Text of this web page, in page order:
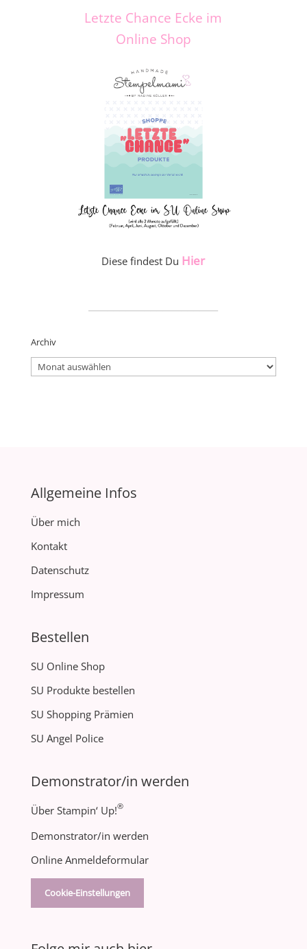
Letzte Chance Ecke im
Online Shop
Diese findest Du Hier
Archiv
Archiv
Allgemeine Infos
Über mich
Kontakt
Datenschutz
Impressum
Bestellen
SU Online Shop
SU Produkte bestellen
SU Shopping Prämien
SU Angel Police
Demonstrator/in werden
Über Stampin‘ Up!®
Demonstrator/in werden
Online Anmeldeformular
Cookie-Einstellungen